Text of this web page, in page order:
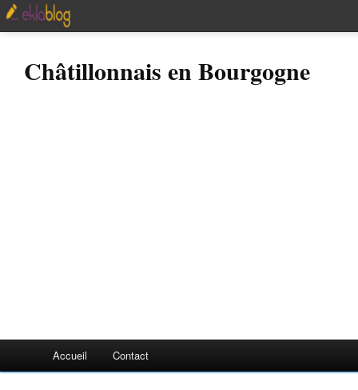
Châtillonnais en Bourgogne
Accueil Contact